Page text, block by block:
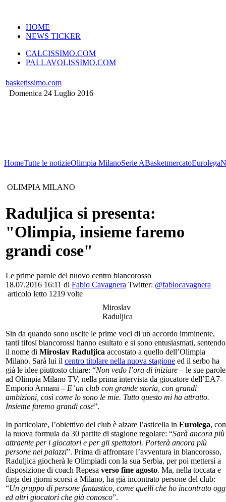
HOME
NEWS TICKER
CALCISSIMO.COM
PALLAVOLISSIMO.COM
basketissimo.com
Domenica 24 Luglio 2016
HomeTutte le notizieOlimpia MilanoSerie ABasketmercatoEurolega
OLIMPIA MILANO
Raduljica si presenta:
"Olimpia, insieme faremo
grandi cose"
Le prime parole del nuovo centro biancorosso
18.07.2016 16:11 di Fabio Cavagnera Twitter: @fabiocavagnera
articolo letto 1219 volte
Miroslav
Raduljica
Sin da quando sono uscite le prime voci di un accordo imminente,
tanti tifosi biancorossi hanno esultato e si sono entusiasmati, sentendo
il nome di Miroslav Raduljica accostato a quello dell’Olimpia
Milano. Sarà lui il centro titolare nella nuova stagione ed il serbo ha
già le idee piuttosto chiare: “Non vedo l’ora di iniziare – le sue parole
ad Olimpia Milano TV, nella prima intervista da giocatore dell’EA7-
Emporio Armani – E’ un club con grande storia, con grandi
ambizioni, così come lo sono le mie. Tutto questo mi ha attratto.
Insieme faremo grandi cose”.
In particolare, l’obiettivo del club è alzare l’asticella in Eurolega, con
la nuova formula da 30 partite di stagione regolare: “Sarà ancora più
attraente per i giocatori e per gli spettatori. Porterà ancora più
persone nei palazzi”. Prima di affrontare l’avventura in biancorosso,
Raduljica giocherà le Olimpiadi con la sua Serbia, per poi mettersi a
disposizione di coach Repesa verso fine agosto. Ma, nella toccata e
fuga dei giorni scorsi a Milano, ha già incontrato persone del club:
“Un gruppo di persone fantastico, come quelli che ho incontrato
ed altri giocatori che già conosco”.